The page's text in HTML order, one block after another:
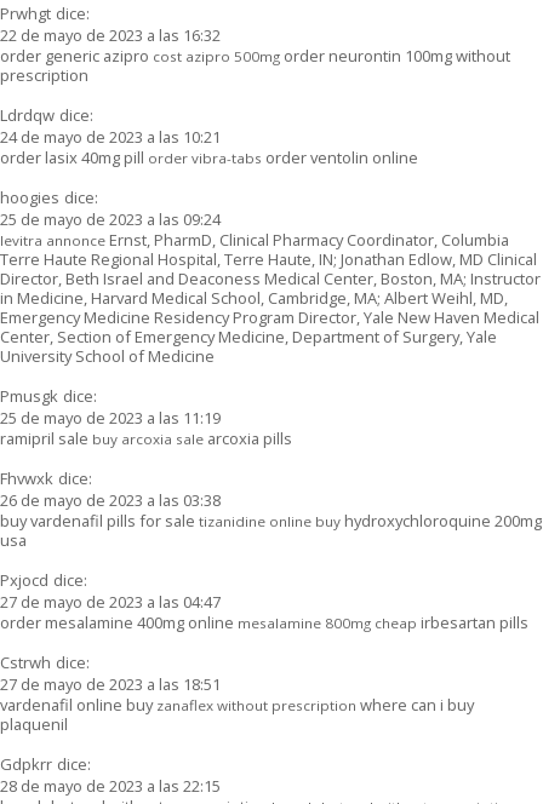
Prwhgt dice:
22 de mayo de 2023 a las 16:32
order generic azipro cost azipro 500mg order neurontin 100mg without
prescription
Ldrdqw dice:
24 de mayo de 2023 a las 10:21
order lasix 40mg pill order vibra-tabs order ventolin online
hoogies dice:
25 de mayo de 2023 a las 09:24
levitra annonce Ernst, PharmD, Clinical Pharmacy Coordinator, Columbia
Terre Haute Regional Hospital, Terre Haute, IN; Jonathan Edlow, MD Clinical
Director, Beth Israel and Deaconess Medical Center, Boston, MA; Instructor
in Medicine, Harvard Medical School, Cambridge, MA; Albert Weihl, MD,
Emergency Medicine Residency Program Director, Yale New Haven Medical
Center, Section of Emergency Medicine, Department of Surgery, Yale
University School of Medicine
Pmusgk dice:
25 de mayo de 2023 a las 11:19
ramipril sale buy arcoxia sale arcoxia pills
Fhvwxk dice:
26 de mayo de 2023 a las 03:38
buy vardenafil pills for sale tizanidine online buy hydroxychloroquine 200mg
usa
Pxjocd dice:
27 de mayo de 2023 a las 04:47
order mesalamine 400mg online mesalamine 800mg cheap irbesartan pills
Cstrwh dice:
27 de mayo de 2023 a las 18:51
vardenafil online buy zanaflex without prescription where can i buy
plaquenil
Gdpkrr dice:
28 de mayo de 2023 a las 22:15